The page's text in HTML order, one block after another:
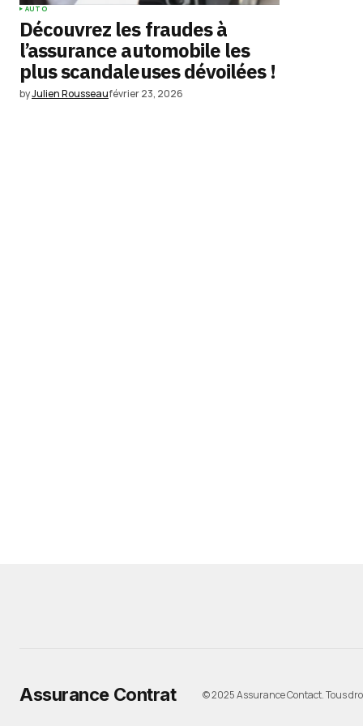
AUTO
Découvrez les fraudes à
l’assurance automobile les
plus scandaleuses dévoilées !
byJulien Rousseaufévrier 23, 2026
Assurance Contrat © 2025 Assurance Contact. Tous